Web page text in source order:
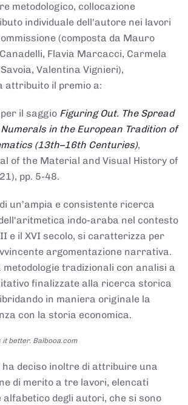
metodologico, collocazione
individuale dell'autore nei lavori
(composta da Mauro
Flavia Marcacci, Carmela
Valentina Vignieri),
attribuito il premio a:
per il saggio Figuring Out. The Spread
in the European Tradition of
(13th–16th Centuries),
of the Material and Visual History of
pp. 5-48.
un'ampia e consistente ricerca
indo-araba nel contesto
e il XVI secolo, si caratterizza per
argomentazione narrativa.
tradizionali con analisi a
finalizzate alla ricerca storica
in maniera originale la
con la storia economica.
better. Balbooa.com
ha deciso inoltre di attribuire una
di merito a tre lavori, elencati
alfabetico degli autori, che si sono